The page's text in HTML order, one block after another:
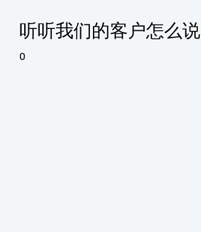
听听我们的客户怎么说
0